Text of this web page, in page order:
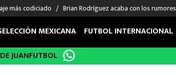
más codiciado Brian Rodríguez acaba con los rumores
DEPORTES
MEXICANA FUTBOL INTERNACIONAL
JUANFUTBOL